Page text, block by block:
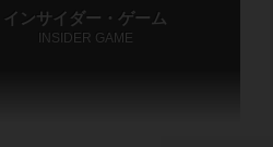
インサイダー・ゲーム
INSIDER GAME